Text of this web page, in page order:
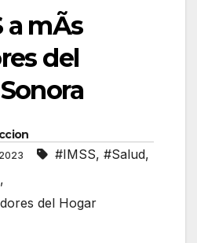
a mÃs
del
#IMSS, #Salud,
,
del Hogar